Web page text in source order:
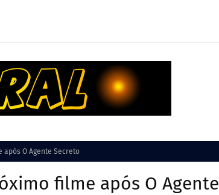
O Agente Secreto
filme após O Agente